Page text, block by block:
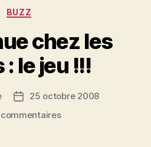
Catégories
BUZZ
chez les
: le jeu !!!
Date25 octobre 2008
sur